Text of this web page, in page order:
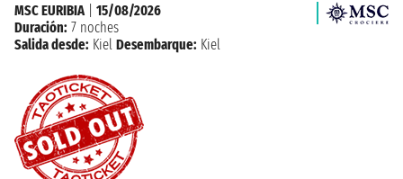
MSC EURIBIA
15/08/2026
Duración: 7 noches
Salida desde: Kiel Desembarque: Kiel